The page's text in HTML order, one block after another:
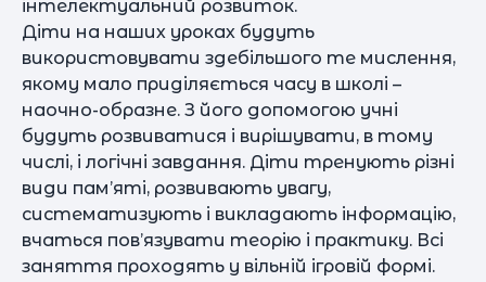
інтелектуальний розвиток.
Діти на наших уроках будуть
використовувати здебільшого те мислення,
якому мало приділяється часу в школі –
наочно-образне. З його допомогою учні
будуть розвиватися і вирішувати, в тому
числі, і логічні завдання. Діти тренують різні
види пам’яті, розвивають увагу,
систематизують і викладають інформацію,
вчаться пов’язувати теорію і практику. Всі
заняття проходять у вільній ігровій формі.